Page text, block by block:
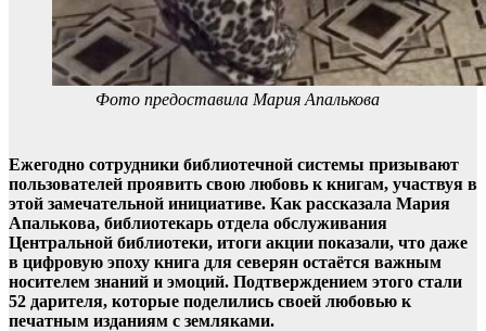
Фото предоставила Мария Апалькова
Ежегодно сотрудники библиотечной системы призывают
пользователей проявить свою любовь к книгам, участвуя в
этой замечательной инициативе. Как рассказала Мария
Апалькова, библиотекарь отдела обслуживания
Центральной библиотеки, итоги акции показали, что даже
в цифровую эпоху книга для северян остаётся важным
носителем знаний и эмоций. Подтверждением этого стали
52 дарителя, которые поделились своей любовью к
печатным изданиям с земляками.